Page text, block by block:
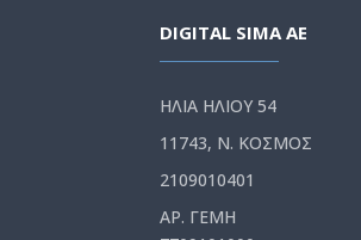
DIGITAL SIMA AE
ΗΛΙΑ ΗΛΙΟΥ 54
11743, Ν. ΚΟΣΜΟΣ
2109010401
ΑΡ. ΓΕΜΗ